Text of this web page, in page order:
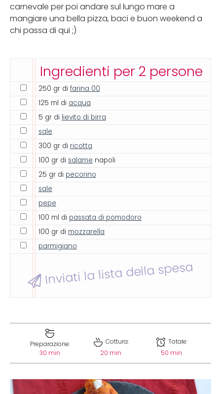
carnevale per poi andare sul lungo mare a
mangiare una bella pizza, baci e buon weekend a
chi passa di qui ;)
Ingredienti per 2 persone
250 gr di farina 00
125 ml di acqua
5 gr di lievito di birra
sale
300 gr di ricotta
100 gr di salame napoli
25 gr di pecorino
sale
pepe
100 ml di passata di pomodoro
100 gr di mozzarella
parmigiano
Inviati la lista della spesa
Preparazione:
30 min
Cottura:
20 min
Totale:
50 min